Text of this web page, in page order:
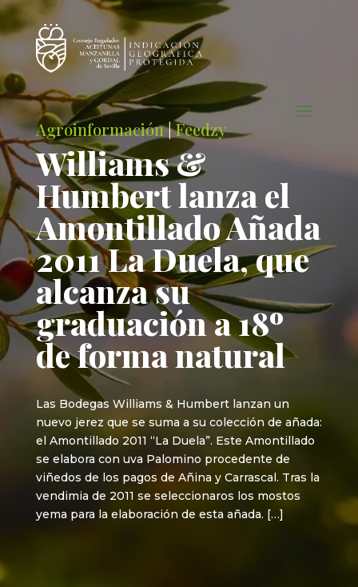
Agroinformación|Feedzy
Williams &
Humbert lanza el
Amontillado Añada
2011 La Duela, que
alcanza su
graduación a 18º
de forma natural
Las Bodegas Williams & Humbert lanzan un
nuevo jerez que se suma a su colección de añada:
el Amontillado 2011 “La Duela”. Este Amontillado
se elabora con uva Palomino procedente de
viñedos de los pagos de Añina y Carrascal. Tras la
vendimia de 2011 se seleccionaros los mostos
yema para la elaboración de esta añada. […]